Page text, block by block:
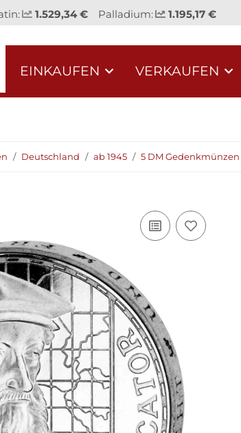
1.529,34 € Palladium: 1.195,17 €
EINKAUFEN VERKAUFEN
Deutschland ab 1945 5 DM Gedenkmünzen